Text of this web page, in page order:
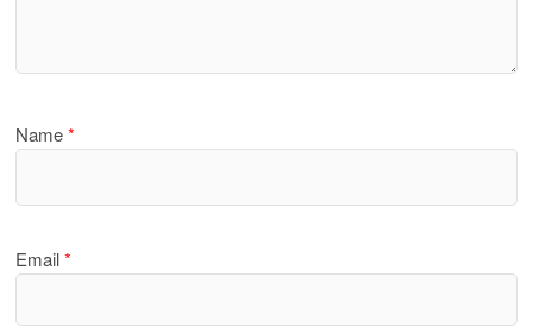
Name*
Email*